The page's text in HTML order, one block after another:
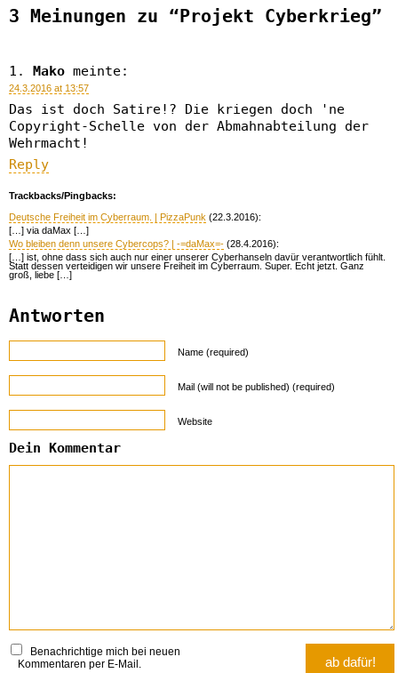
3 Meinungen zu “Projekt Cyberkrieg”
Mako meinte:
24.3.2016 at 13:57
Das ist doch Satire!? Die kriegen doch 'ne
Copyright-Schelle von der Abmahnabteilung der
Wehrmacht!
Reply
Trackbacks/Pingbacks:
Deutsche Freiheit im Cyberraum. | PizzaPunk (22.3.2016):
[…] via daMax […]
Wo bleiben denn unsere Cybercops? | -=daMax=- (28.4.2016):
[…] ist, ohne dass sich auch nur einer unserer Cyberhanseln davür verantwortlich fühlt.
Statt dessen verteidigen wir unsere Freiheit im Cyberraum. Super. Echt jetzt. Ganz
groß, liebe […]
Antworten
Name (required)
Mail (will not be published) (required)
Website
Dein Kommentar
Benachrichtige mich bei neuen
Kommentaren per E-Mail.